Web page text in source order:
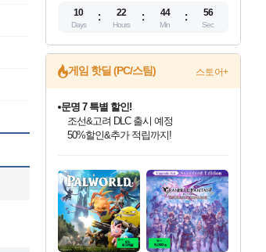
10
Days
22
Hours
44
Min
55
Sec
게임 핫딜 (PC/스팀) 스토어+
최대 90% 할인가를 만나보세요!
네이버혜택과 함께 만나보세요!
문명 7 특별 할인!
조선&고려 DLC 출시 예정
50%할인&추가 적립까지!
네이버 포인트 혜택까지!
이니&베니 혜택까지!
네이버 혜택가와 함께 예약하세요!
할인&네이버혜택으로 만나보세요!
네이버페이 혜택과 만나보세요!
40주년 프로모션으로 만나보세요!
할인가에 만나보세요!
일부 에디션 상시 할인!
혜택으로 예약 판매 중
편안하게 충전하세요